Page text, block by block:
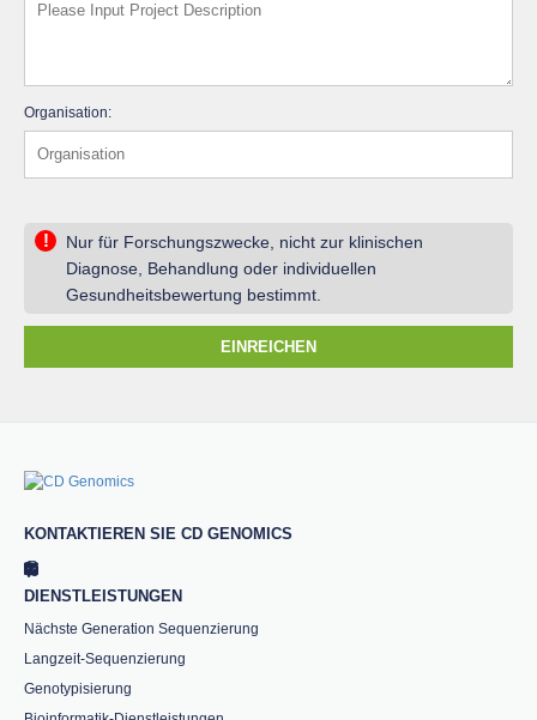
Organisation:
!
Nur für Forschungszwecke, nicht zur klinischen
Diagnose, Behandlung oder individuellen
Gesundheitsbewertung bestimmt.
EINREICHEN
KONTAKTIEREN SIE CD GENOMICS
DIENSTLEISTUNGEN
Nächste Generation Sequenzierung
Langzeit-Sequenzierung
Genotypisierung